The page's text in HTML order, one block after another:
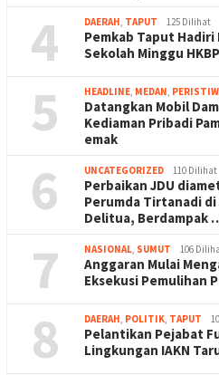
4 DAERAH, TAPUT 125 Dilihat
Pemkab Taput
Sekolah Minggu
5 HEADLINE, MEDAN,
Datangkan Mobil
Kediaman Pribadi
emak
6 UNCATEGORIZED 110 Dilihat
Perbaikan JDU
Perumda Tirtanadi di
Delitua, Berdampak
7 NASIONAL, SUMUT 106
Anggaran Mulai
Eksekusi Pemulihan
8 DAERAH, POLITIK, TAPUT
Pelantikan Pejabat
Lingkungan IAKN